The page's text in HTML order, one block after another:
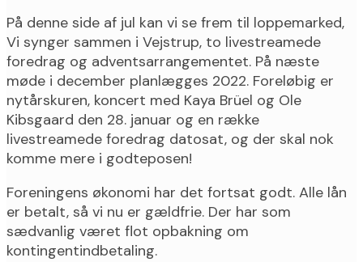
På denne side af jul kan vi se frem til loppemarked,
Vi synger sammen i Vejstrup, to livestreamede
foredrag og adventsarrangementet. På næste
møde i december planlægges 2022. Foreløbig er
nytårskuren, koncert med Kaya Brüel og Ole
Kibsgaard den 28. januar og en række
livestreamede foredrag datosat, og der skal nok
komme mere i godteposen!
Foreningens økonomi har det fortsat godt. Alle lån
er betalt, så vi nu er gældfrie. Der har som
sædvanlig været flot opbakning om
kontingentindbetaling.